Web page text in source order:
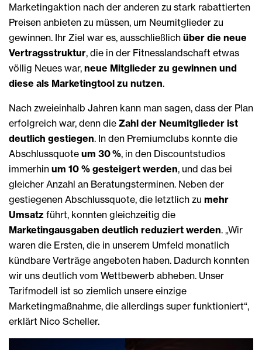
Marketingaktion nach der anderen zu stark rabattierten
Preisen anbieten zu müssen, um Neumitglieder zu
gewinnen. Ihr Ziel war es, ausschließlich über die neue
Vertragsstruktur, die in der Fitness­landschaft etwas
völlig Neues war, neue Mitglieder zu gewinnen und
diese als Marketingtool zu nutzen.
Nach zweieinhalb Jahren kann man sagen, dass der Plan
erfolgreich war, denn die Zahl der Neumitglieder ist
deutlich gestiegen. In den Premiumclubs konnte die
Abschluss­quote um 30 %, in den Discountstudios
immerhin um 10 % gesteigert werden, und das bei
gleicher Anzahl an Beratungsterminen. Neben der
gestiegenen Abschlussquote, die letztlich zu mehr
Umsatz führt, konnten gleichzeitig die
Marketingausgaben deutlich reduziert werden. „Wir
waren die Ersten, die in unserem Umfeld monatlich
kündbare Verträge angeboten haben. Dadurch konnten
wir uns deutlich vom Wettbewerb abheben. Unser
Tarifmodell ist so ziemlich unsere einzige
Marketingmaßnahme, die allerdings super funktioniert“,
erklärt Nico Scheller.